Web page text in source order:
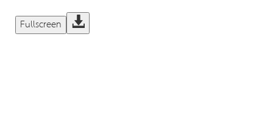
Fullscreen